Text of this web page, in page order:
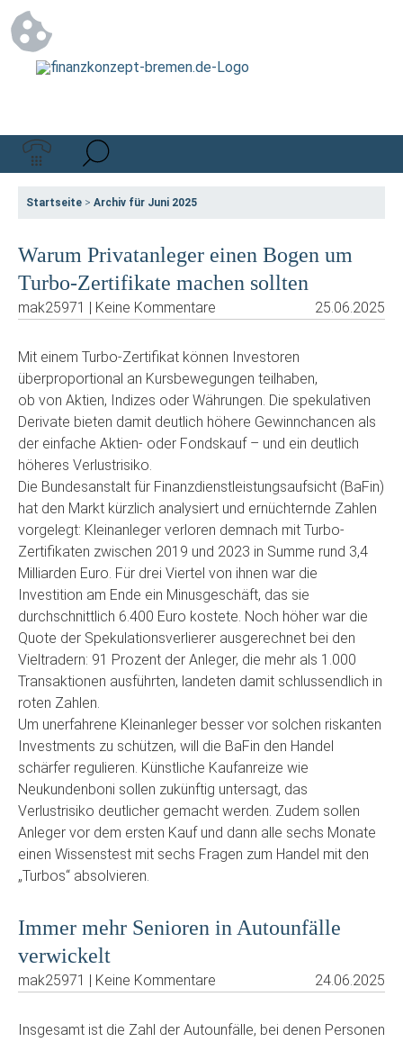
Startseite > Archiv für Juni 2025
Warum Privatanleger einen Bogen um
Turbo-Zertifikate machen sollten
mak25971 | Keine Kommentare 25.06.2025
Mit einem Turbo-Zertifikat können Investoren
überproportional an Kursbewegungen teilhaben,
ob von Aktien, Indizes oder Währungen. Die spekulativen
Derivate bieten damit deutlich höhere Gewinnchancen als
der einfache Aktien- oder Fondskauf – und ein deutlich
höheres Verlustrisiko.
Die Bundesanstalt für Finanzdienstleistungsaufsicht (BaFin)
hat den Markt kürzlich analysiert und ernüchternde Zahlen
vorgelegt: Kleinanleger verloren demnach mit Turbo-
Zertifikaten zwischen 2019 und 2023 in Summe rund 3,4
Milliarden Euro. Für drei Viertel von ihnen war die
Investition am Ende ein Minusgeschäft, das sie
durchschnittlich 6.400 Euro kostete. Noch höher war die
Quote der Spekulationsverlierer ausgerechnet bei den
Vieltradern: 91 Prozent der Anleger, die mehr als 1.000
Transaktionen ausführten, landeten damit schlussendlich in
roten Zahlen.
Um unerfahrene Kleinanleger besser vor solchen riskanten
Investments zu schützen, will die BaFin den Handel
schärfer regulieren. Künstliche Kaufanreize wie
Neukundenboni sollen zukünftig untersagt, das
Verlustrisiko deutlicher gemacht werden. Zudem sollen
Anleger vor dem ersten Kauf und dann alle sechs Monate
einen Wissenstest mit sechs Fragen zum Handel mit den
„Turbos“ absolvieren.
Immer mehr Senioren in Autounfälle
verwickelt
mak25971 | Keine Kommentare 24.06.2025
Insgesamt ist die Zahl der Autounfälle, bei denen Personen